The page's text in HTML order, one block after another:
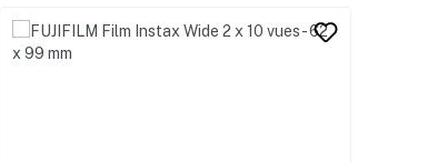
Ignorer la galerie de produits